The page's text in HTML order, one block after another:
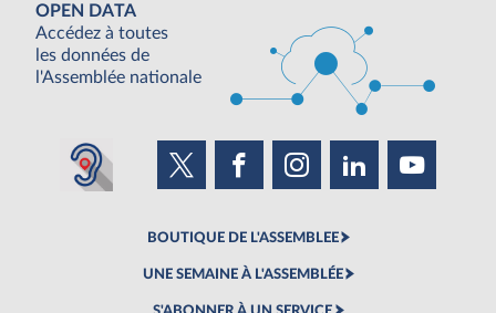
OPEN DATA
Accédez à toutes
les données de
l'Assemblée nationale
BOUTIQUE DE L'ASSEMBLEE
UNE SEMAINE À L'ASSEMBLÉE